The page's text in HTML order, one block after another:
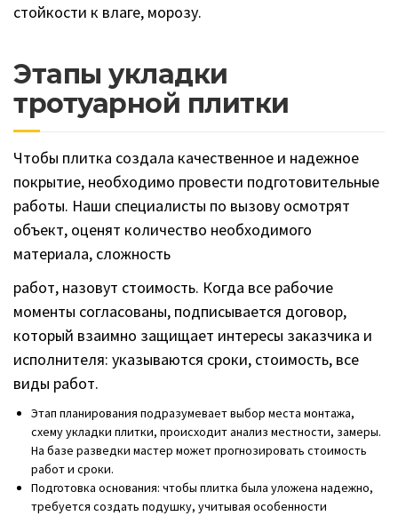
стойкости к влаге, морозу.
Этапы укладки
тротуарной плитки
Чтобы плитка создала качественное и надежное
покрытие, необходимо провести подготовительные
работы. Наши специалисты по вызову осмотрят
объект, оценят количество необходимого
материала, сложность
работ, назовут стоимость. Когда все рабочие
моменты согласованы, подписывается договор,
который взаимно защищает интересы заказчика и
исполнителя: указываются сроки, стоимость, все
виды работ.
Этап планирования подразумевает выбор места монтажа,
схему укладки плитки, происходит анализ местности, замеры.
На базе разведки мастер может прогнозировать стоимость
работ и сроки.
Подготовка основания: чтобы плитка была уложена надежно,
требуется создать подушку, учитывая особенности